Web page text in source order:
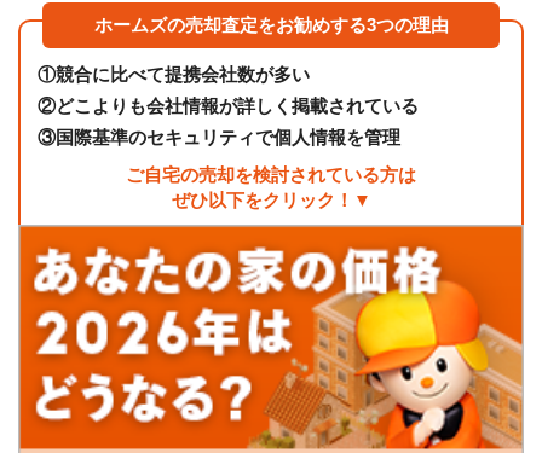
ホームズの売却査定をお勧めする3つの理由
①競合に比べて提携会社数が多い
②どこよりも会社情報が詳しく掲載されている
③国際基準のセキュリティで個人情報を管理
ご自宅の売却を検討されている方は
ぜひ以下をクリック！▼